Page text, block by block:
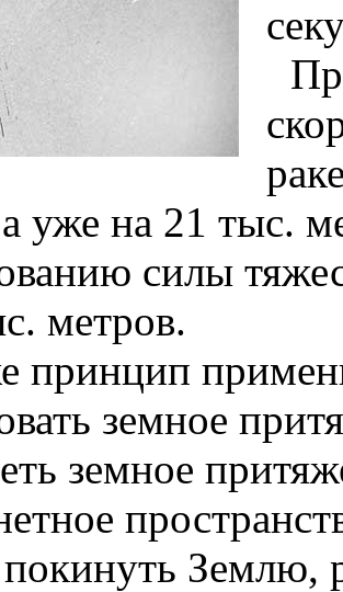
уже на 21 тыс.
силы
метров.
принцип
земное
земное
Землю,